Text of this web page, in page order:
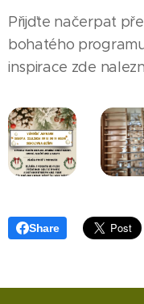
Přijďte načerpat
bohatého
inspirace zde
Share